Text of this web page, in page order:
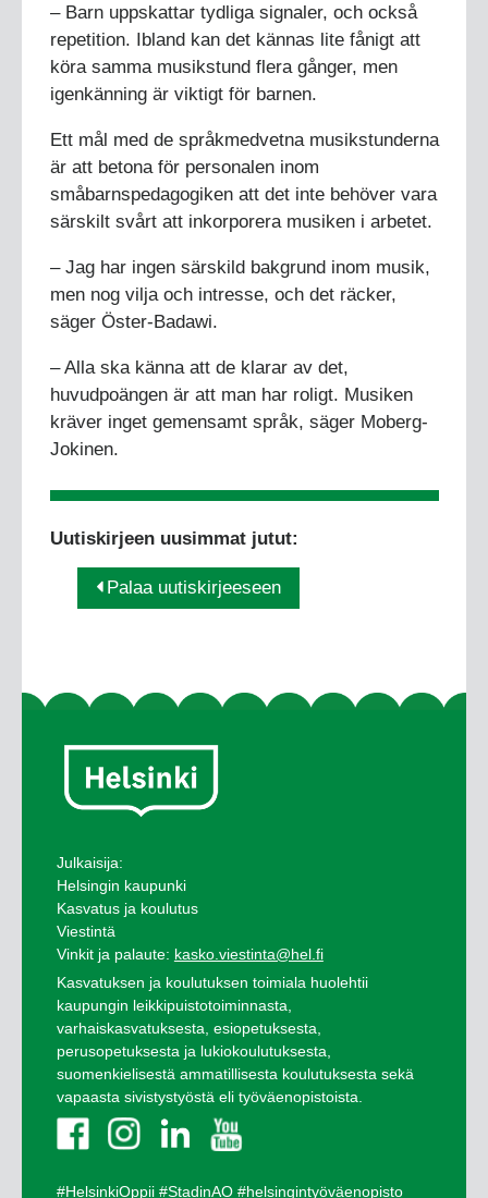
– Barn uppskattar tydliga signaler, och också
repetition. Ibland kan det kännas lite fånigt att
köra samma musikstund flera gånger, men
igenkänning är viktigt för barnen.
Ett mål med de språkmedvetna musikstunderna
är att betona för personalen inom
småbarnspedagogiken att det inte behöver vara
särskilt svårt att inkorporera musiken i arbetet.
– Jag har ingen särskild bakgrund inom musik,
men nog vilja och intresse, och det räcker,
säger Öster-Badawi.
– Alla ska känna att de klarar av det,
huvudpoängen är att man har roligt. Musiken
kräver inget gemensamt språk, säger Moberg-
Jokinen.
Uutiskirjeen uusimmat jutut:
Palaa uutiskirjeeseen
Julkaisija:
Helsingin kaupunki
Kasvatus ja koulutus
Viestintä
Vinkit ja palaute: kasko.viestinta@hel.fi
Kasvatuksen ja koulutuksen toimiala huolehtii
kaupungin leikkipuistotoiminnasta,
varhaiskasvatuksesta, esiopetuksesta,
perusopetuksesta ja lukiokoulutuksesta,
suomenkielisestä ammatillisesta koulutuksesta sekä
vapaasta sivistystyöstä eli työväenopistoista.
#HelsinkiOppii #StadinAO #helsingintyöväenopisto